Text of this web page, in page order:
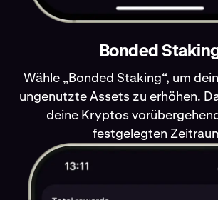
Bonded
Wähle „Bonded Staking“, um
ungenutzte Assets zu erhöhen.
deine Kryptos
festgelegten